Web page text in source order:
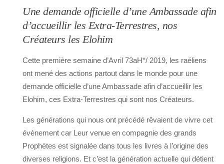
Une demande officielle d’une Ambassade afin
d’accueillir les Extra-Terrestres, nos
Créateurs les Elohim
Cette première semaine d’Avril 73aH*/ 2019, les raéliens
ont mené des actions partout dans le monde pour une
demande officielle d’une Ambassade afin d’accueillir les
Elohim, ces Extra-Terrestres qui sont nos Créateurs.
Les générations qui nous ont précédé rêvaient de vivre cet
évènement car Leur venue en compagnie des grands
Prophètes est signalée dans tous les livres à l’origine des
diverses religions. Et c’est la génération actuelle qui détient